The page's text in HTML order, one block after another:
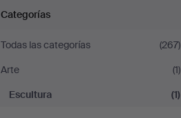
Escultura
en
Rumsey’s
Categorías
Todas las categorías
(267)
Arte
(1)
Escultura
(1)